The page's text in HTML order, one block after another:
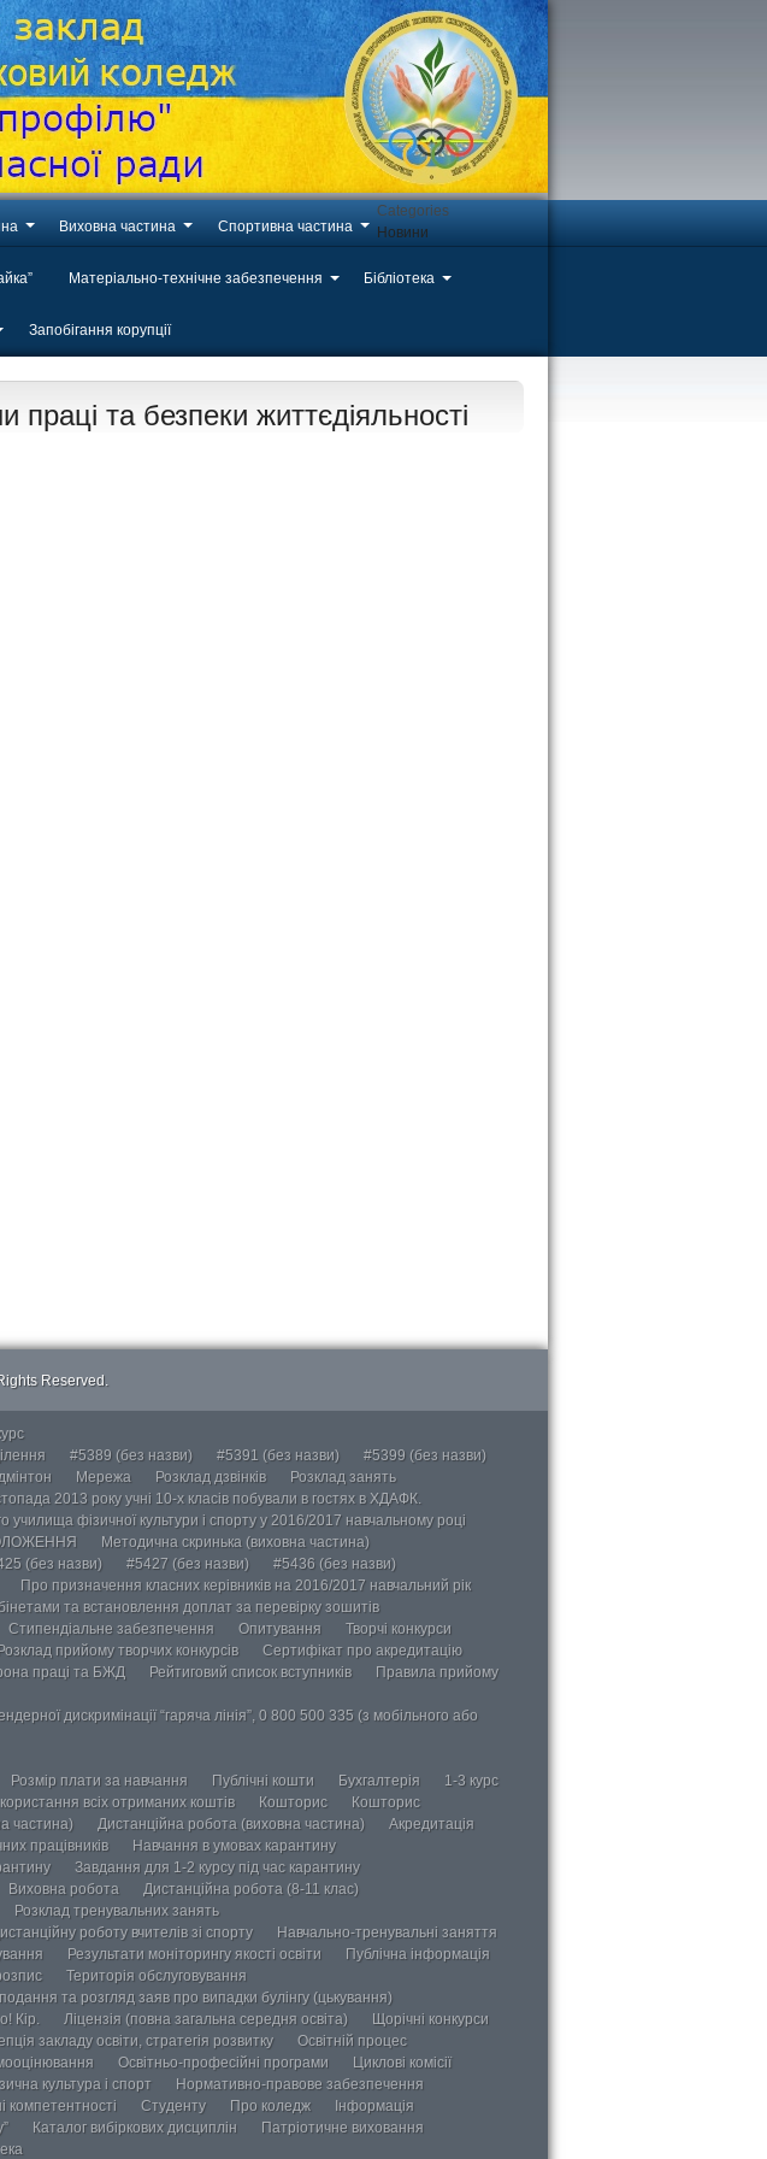
Виховна частина Спортивна частина
Матеріально-технічне забезпечення Бібліотека
Запобігання корупції
Categories
Новини
та безпеки життєдіяльності
Reserved.
#5389 (без назви) #5391 (без назви)
#5399 (без назви)
Мережа Розклад дзвінків
Розклад занять
2013 року учні 10-х класів побували в гостях в ХДАФК.
училища фізичної культури і спорту у 2016/2017 навчальному році
Методична скринька (виховна частина)
(без назви) #5427 (без назви)
#5436 (без назви)
Про призначення класних керівників на 2016/2017 навчальний рік
та встановлення доплат за перевірку зошитів
Стипендіальне забезпечення Опитування
Творчі конкурси
прийому творчих конкурсів
Сертифікат про акредитацію
праці та БЖД Рейтиговий список вступників
Правила прийому
дискримінації “гаряча лінія”, 0 800 500 335 (з мобільного або
Розмір плати за навчання Публічні кошти Бухгалтерія
1-3 курс
всіх отриманих коштів Кошторис
Кошторис
частина) Дистанційна робота (виховна частина)
Акредитація
працівників
Навчання в умовах карантину
Завдання для 1-2 курсу під час карантину
Виховна робота
Дистанційна робота (8-11 клас)
Розклад тренувальних занять
роботу вчителів зі спорту
Навчально-тренувальні заняття
Результати моніторингу якості освіти
Публічна інформація
Територія обслуговування
та розгляд заяв про випадки булінгу (цькування)
Кір. Ліцензія (повна загальна середня освіта)
Щорічні конкурси
закладу освіти, стратегія розвитку
Освітній процес
Освітньо-професійні програми
Циклові комісії
культура і спорт
Нормативно-правове забезпечення
компетентності Студенту Про коледж
Інформація
Каталог вибіркових дисциплін
Патріотичне виховання